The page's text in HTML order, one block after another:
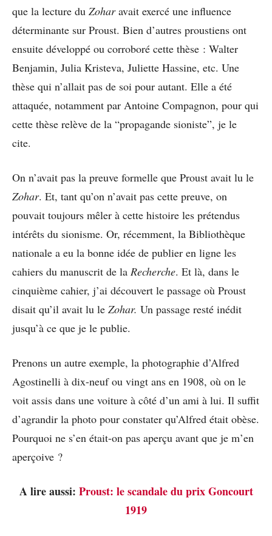
que la lecture du Zoharavait exercé une influence
déterminante sur Proust. Bien d’autres proustiens ont
ensuite développé ou corroboré cette thèse : Walter
Benjamin, Julia Kristeva, Juliette Hassine, etc. Une
thèse qui n’allait pas de soi pour autant. Elle a été
attaquée, notamment par Antoine Compagnon, pour qui
cette thèse relève de la “propagande sioniste”, je le
cite.
On n’avait pas la preuve formelle que Proust avait lu le
Zohar. Et, tant qu’on n’avait pas cette preuve, on
pouvait toujours mêler à cette histoire les prétendus
intérêts du sionisme. Or, récemment, la Bibliothèque
nationale a eu la bonne idée de publier en ligne les
cahiers du manuscrit de la Recherche. Et là, dans le
cinquième cahier, j’ai découvert le passage où Proust
disait qu’il avait lu le Zohar. Un passage resté inédit
jusqu’à ce que je le publie.
Prenons un autre exemple, la photographie d’Alfred
Agostinelli à dix-neuf ou vingt ans en 1908, où on le
voit assis dans une voiture à côté d’un ami à lui. Il suffit
d’agrandir la photo pour constater qu’Alfred était obèse.
Pourquoi ne s’en était-on pas aperçu avant que je m’en
aperçoive ?
A lire aussi: Proust: le scandale du prix Goncourt
1919